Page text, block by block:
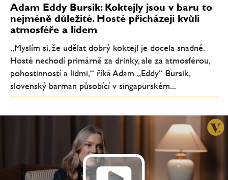
Adam Eddy Bursik: Koktejly jsou v baru to
nejméně důležité. Hosté přicházejí kvůli
atmosféře a lidem
„Myslím si, že udělat dobrý koktejl je docela snadné.
Hosté nechodí primárně za drinky, ale za atmosférou,
pohostinností a lidmi,“ říká Adam „Eddy“ Bursik,
slovenský barman působící v singapurském...